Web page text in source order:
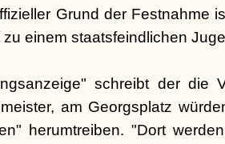
Grund der Festnahme
einem staatsfeindlichen
schreibt der die
am Georgsplatz
herumtreiben. "Dort